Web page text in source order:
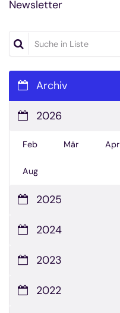
Newsletter
Suche in Liste
Archiv
2026
Feb Mär Apr
Aug
2025
2024
2023
2022